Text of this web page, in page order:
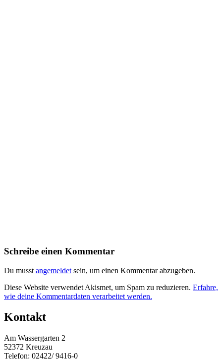
Schreibe einen Kommentar
Du musst angemeldet sein, um einen Kommentar abzugeben.
Diese Website verwendet Akismet, um Spam zu reduzieren. Erfahre,
wie deine Kommentardaten verarbeitet werden.
Kontakt
Am Wassergarten 2
52372 Kreuzau
Telefon: 02422/ 9416-0